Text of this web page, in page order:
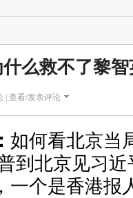
什么救不了黎
| 查看/发表评论
如何看北京当
到北京见习
一个是香港报